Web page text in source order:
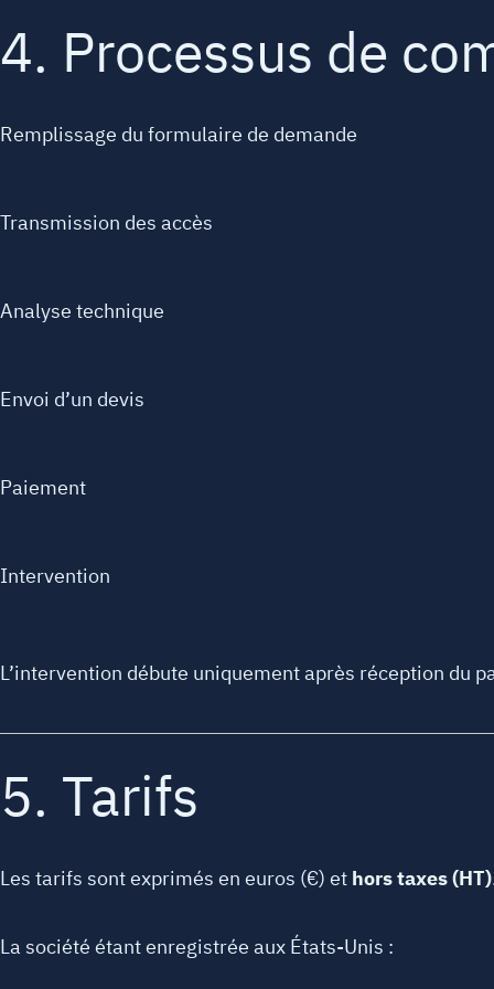
4. Processus de
Remplissage du formulaire de demande
Transmission des accès
Analyse technique
Envoi d’un devis
Paiement
Intervention
L’intervention débute uniquement après réception du
5. Tarifs
Les tarifs sont exprimés en euros (€) ethors taxes (HT)
La société étant enregistrée aux États-Unis :